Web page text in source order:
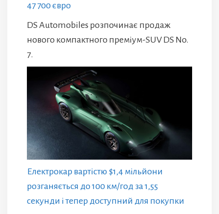
47 700 євро
DS Automobiles розпочинає продаж
нового компактного преміум-SUV DS No.
7.
Електрокар вартістю $1,4 мільйони
розганяється до 100 км/год за 1,55
секунди і тепер доступний для покупки